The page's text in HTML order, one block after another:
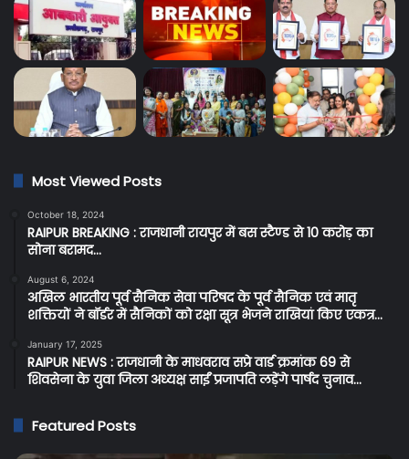
Most Viewed Posts
October 18, 2024
RAIPUR BREAKING : राजधानी रायपुर में बस स्टैण्ड से 10 करोड़ का
सोना बरामद…
August 6, 2024
अखिल भारतीय पूर्व सैनिक सेवा परिषद के पूर्व सैनिक एवं मातृ
शक्तियों ने बॉर्डर में सैनिकों को रक्षा सूत्र भेजने राखियां किए एकत्र…
January 17, 2025
RAIPUR NEWS : राजधानी के माधवराव सप्रे वार्ड क्रमांक 69 से
शिवसेना के युवा जिला अध्यक्ष साईं प्रजापति लड़ेंगे पार्षद चुनाव…
Featured Posts